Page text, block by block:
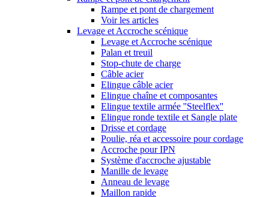
Rampe et pont de chargement
Voir les articles
Levage et Accroche scénique
Levage et Accroche scénique
Palan et treuil
Stop-chute de charge
Câble acier
Elingue câble acier
Elingue chaîne et composantes
Elingue textile armée ''Steelflex''
Elingue ronde textile et Sangle plate
Drisse et cordage
Poulie, réa et accessoire pour cordage
Accroche pour IPN
Système d'accroche ajustable
Manille de levage
Anneau de levage
Maillon rapide